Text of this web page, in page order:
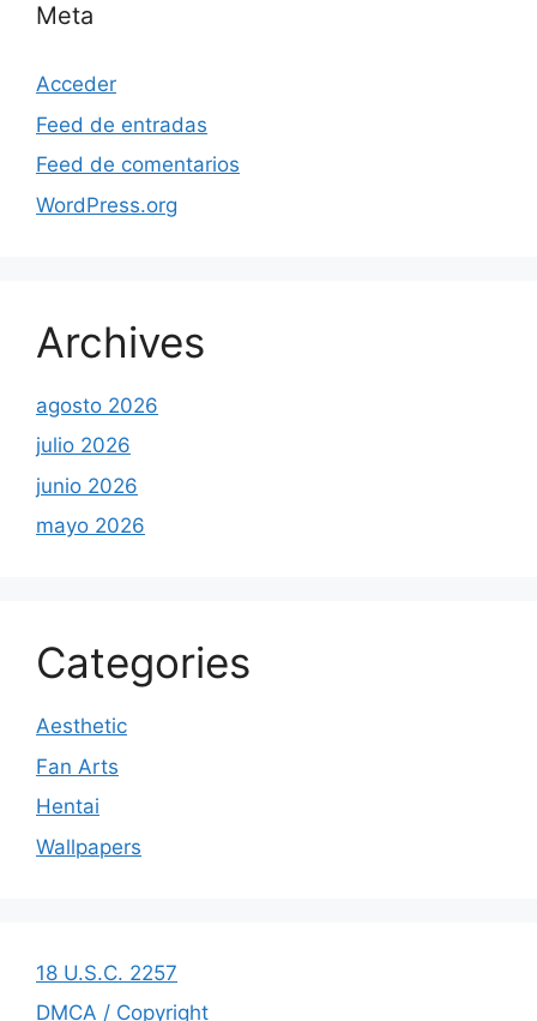
Meta
Acceder
Feed de entradas
Feed de comentarios
WordPress.org
Archives
agosto 2026
julio 2026
junio 2026
mayo 2026
Categories
Aesthetic
Fan Arts
Hentai
Wallpapers
18 U.S.C. 2257
DMCA / Copyright